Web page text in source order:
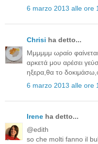
6 marzo 2013 alle ore
Chrisi ha detto...
Μμμμμμ ωραίο
αρκετά μου αρέσει
ηξερα,θα το
6 marzo 2013 alle ore
Irene ha detto...
@edith
so che molti fanno il